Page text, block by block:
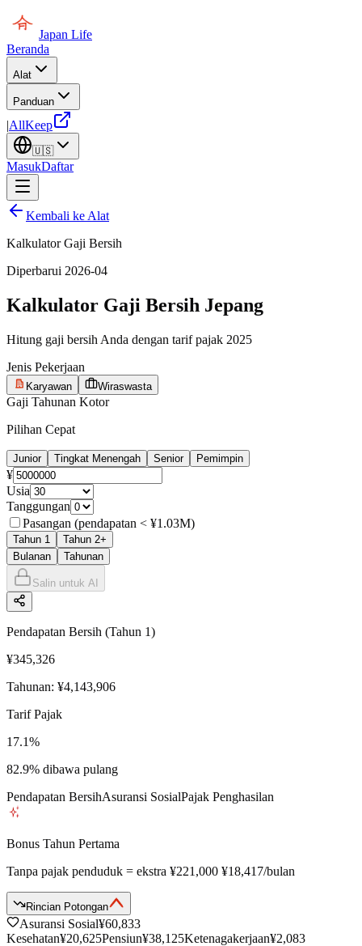
Japan Life
Beranda
Alat
Panduan
|AllKeep
🇺🇸
MasukDaftar
Kembali ke Alat
Kalkulator Gaji Bersih
Diperbarui 2026-04
Kalkulator Gaji Bersih Jepang
Hitung gaji bersih Anda dengan tarif pajak 2025
Jenis Pekerjaan
Karyawan Wiraswasta
Gaji Tahunan Kotor
Pilihan Cepat
Junior Tingkat Menengah Senior Pemimpin
¥
Usia
Tanggungan
Pasangan (pendapatan < ¥1.03M)
Tahun 1
Tahun 2+
Bulanan
Tahunan
Salin untuk AI
Pendapatan Bersih (Tahun 1)
¥345,326
Tahunan: ¥4,143,906
Tarif Pajak
17.1%
82.9% dibawa pulang
Pendapatan BersihAsuransi SosialPajak Penghasilan
Bonus Tahun Pertama
Tanpa pajak penduduk = ekstra ¥221,000 ¥18,417/bulan
Rincian Potongan
Asuransi Sosial¥60,833
Kesehatan¥20,625Pensiun¥38,125Ketenagakerjaan¥2,083